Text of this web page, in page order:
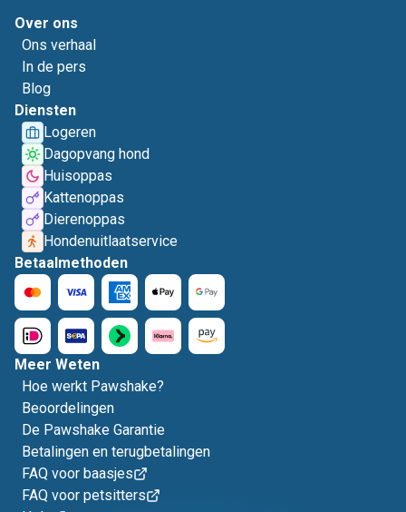
Over ons
Ons verhaal
In de pers
Blog
Diensten
Logeren
Dagopvang hond
Huisoppas
Kattenoppas
Dierenoppas
Hondenuitlaatservice
Betaalmethoden
Meer Weten
Hoe werkt Pawshake?
Beoordelingen
De Pawshake Garantie
Betalingen en terugbetalingen
FAQ voor baasjes
FAQ voor petsitters